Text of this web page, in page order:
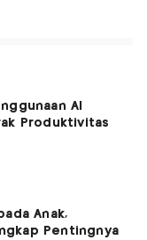
AI
Produktivitas
Anak,
Pentingnya